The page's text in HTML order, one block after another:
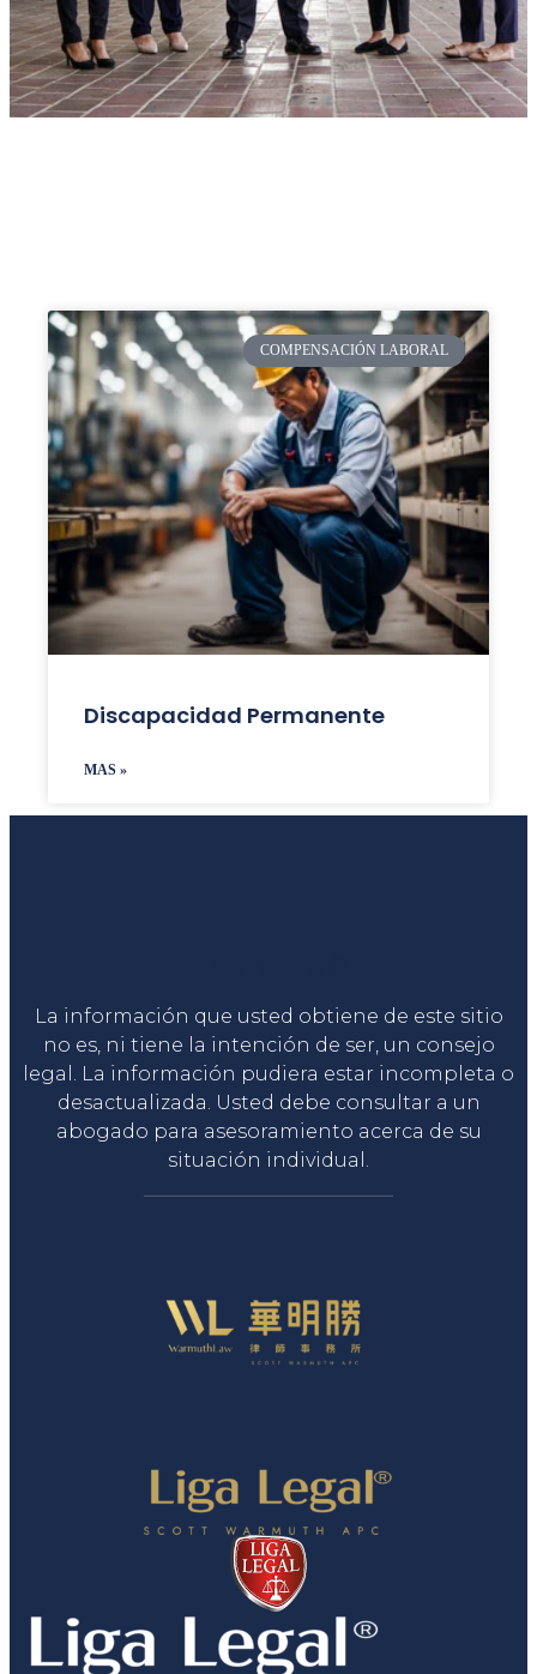
COMPENSACIÓN LABORAL
Discapacidad Permanente
MAS »
La información que usted obtiene de este sitio
no es, ni tiene la intención de ser, un consejo
legal. La información pudiera estar incompleta o
desactualizada. Usted debe consultar a un
abogado para asesoramiento acerca de su
situación individual.